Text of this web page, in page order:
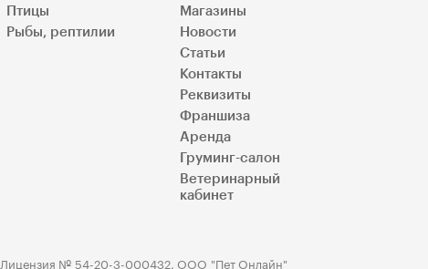
Птицы
Рыбы, рептилии
Магазины
Новости
Статьи
Контакты
Реквизиты
Франшиза
Аренда
Груминг-салон
Ветеринарный
кабинет
Лицензия № 54-20-3-000432, ООО "Пет Онлайн"